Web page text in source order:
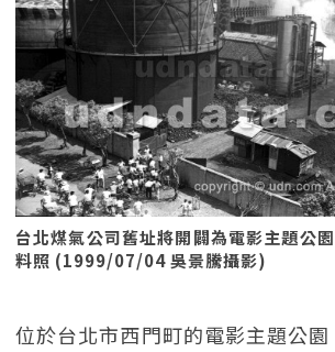
台北煤氣公司舊址將開闢為電影主題公
料照 (1999/07/04 吳景騰攝影)
位於台北市西門町的電影主題公